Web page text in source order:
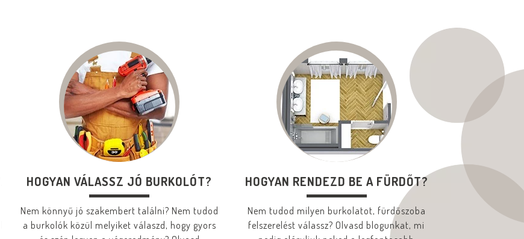
HOGYAN VÁLASSZ JÓ BURKOLÓT?
Nem könnyű jó szakembert találni? Nem tudod
a burkolók közül melyiket válaszd, hogy gyors
HOGYAN RENDEZD BE A FÜRDŐT?
Nem tudod milyen burkolatot, fürdőszoba
felszerelést válassz? Olvasd blogunkat, mi